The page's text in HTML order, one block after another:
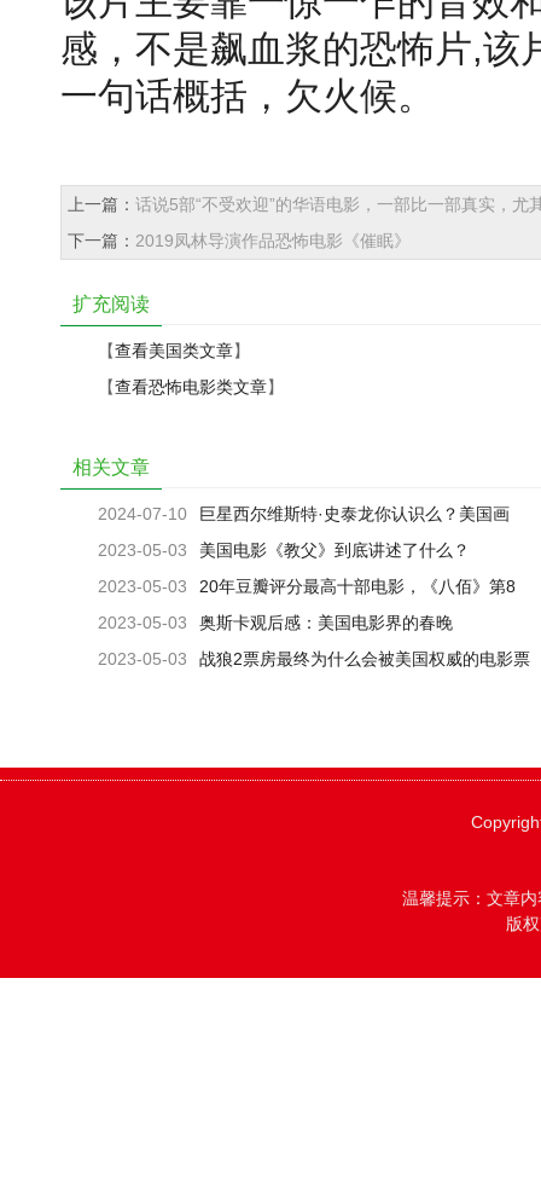
感，不是飙血浆的恐怖片,该
一句话概括，欠火候。
上一篇： 话说5部“不受欢迎”的华语电影，一部比一部真实，尤
下一篇： 2019凤林导演作品恐怖电影《催眠》
扩充阅读
【查看美国类文章】
【查看恐怖电影类文章】
相关文章
2024-07-10
巨星西尔维斯特·史泰龙你认识么？美国画
家、演员、编剧、导演及制片人
2023-05-03
美国电影《教父》到底讲述了什么？
2023-05-03
20年豆瓣评分最高十部电影，《八佰》第8
名，第1名是部美国片
2023-05-03
奥斯卡观后感：美国电影界的春晚
2023-05-03
战狼2票房最终为什么会被美国权威的电影票
温馨提示：文章
版